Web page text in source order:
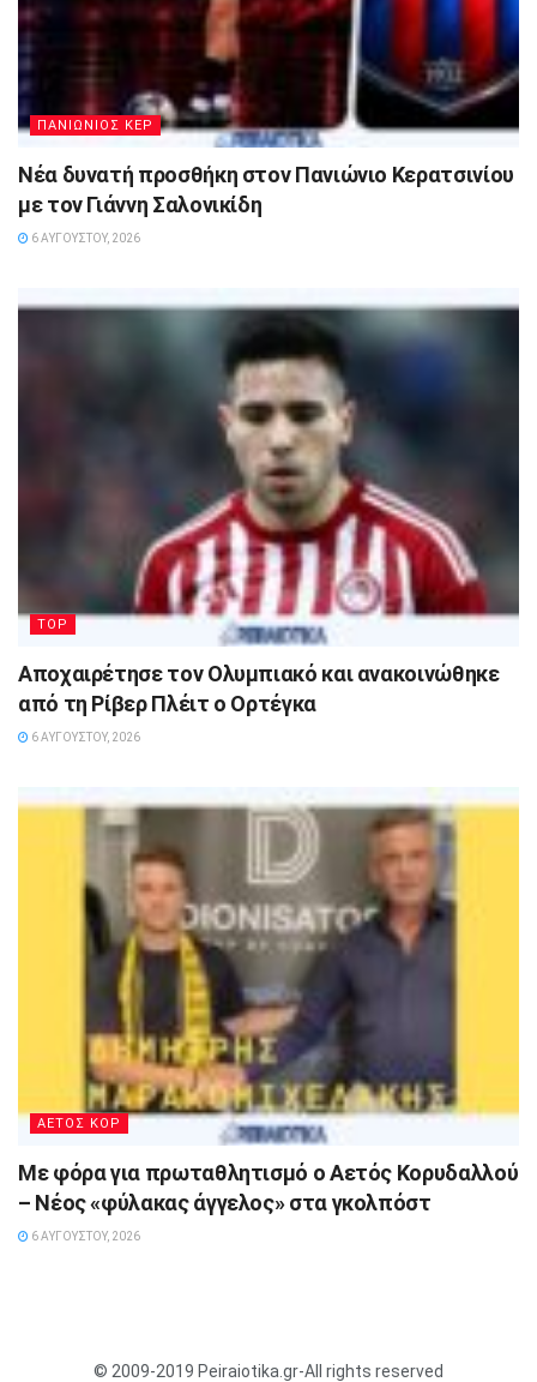
ΠΑΝΙΩΝΙΟΣ ΚΕΡ
Νέα δυνατή προσθήκη στον Πανιώνιο Κερατσινίου
με τον Γιάννη Σαλονικίδη
6 ΑΥΓΟΎΣΤΟΥ, 2026
TOP
Αποχαιρέτησε τον Ολυμπιακό και ανακοινώθηκε
από τη Ρίβερ Πλέιτ ο Ορτέγκα
6 ΑΥΓΟΎΣΤΟΥ, 2026
ΑΕΤΟΣ ΚΟΡ
Με φόρα για πρωταθλητισμό ο Αετός Κορυδαλλού
– Νέος «φύλακας άγγελος» στα γκολπόστ
6 ΑΥΓΟΎΣΤΟΥ, 2026
© 2009-2019 Peiraiotika.gr-All rights reserved